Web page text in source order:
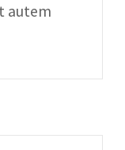
autem